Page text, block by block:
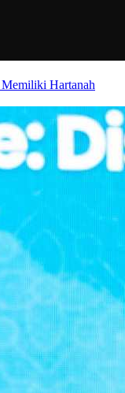
Memiliki Hartanah